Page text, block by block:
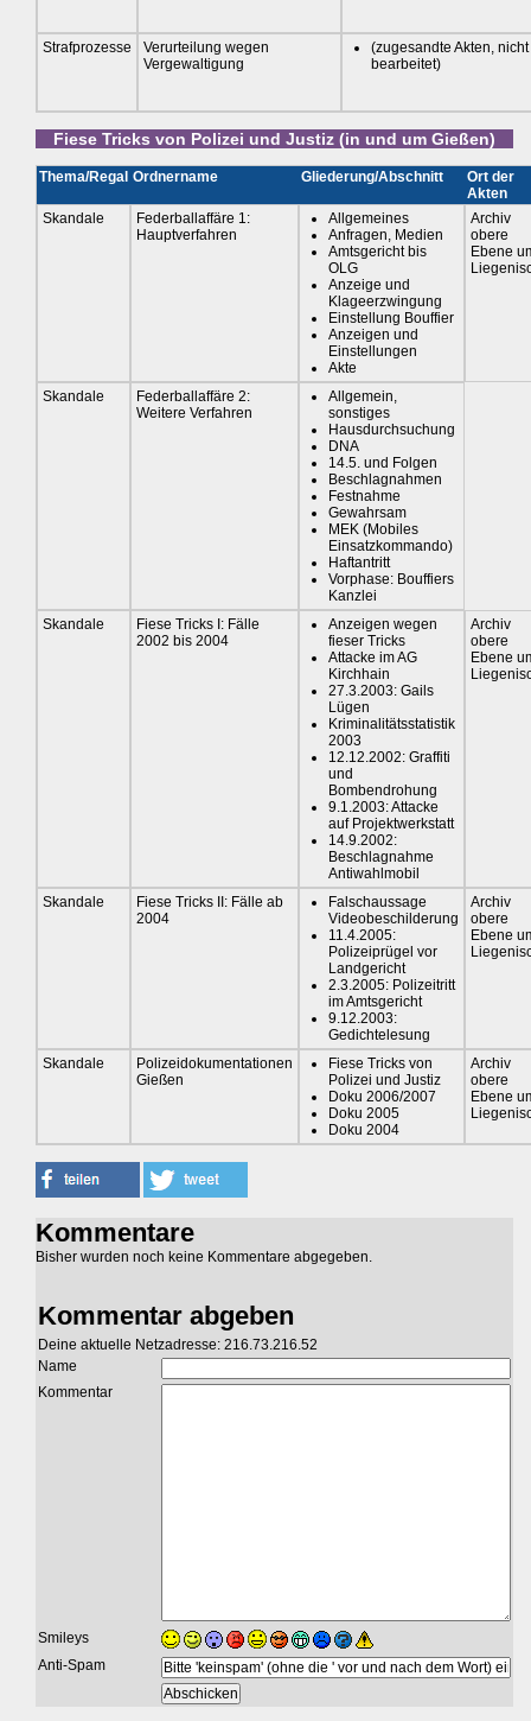
Strafprozesse
Verurteilung wegen
Vergewaltigung
(zugesandte Akten, nicht
bearbeitet)
Fiese Tricks von Polizei und Justiz (in und um Gießen)
Thema/Regal Ordnername Gliederung/Abschnitt
Ort der
Akten
Skandale
Federballaffäre 1:
Hauptverfahren
Allgemeines
Anfragen, Medien
Amtsgericht bis
OLG
Anzeige und
Klageerzwingung
Einstellung Bouffier
Anzeigen und
Einstellungen
Akte
Archiv
obere
Ebene
Skandale
Federballaffäre 2:
Weitere Verfahren
Allgemein,
sonstiges
Hausdurchsuchung
DNA
14.5. und Folgen
Beschlagnahmen
Festnahme
Gewahrsam
MEK (Mobiles
Einsatzkommando)
Haftantritt
Vorphase: Bouffiers
Kanzlei
Skandale
Fiese Tricks I: Fälle
2002 bis 2004
Anzeigen wegen
fieser Tricks
Attacke im AG
Kirchhain
27.3.2003: Gails
Lügen
Kriminalitätsstatistik
2003
12.12.2002: Graffiti
und
Bombendrohung
9.1.2003: Attacke
auf Projektwerkstatt
14.9.2002:
Beschlagnahme
Antiwahlmobil
Archiv
obere
Ebene
Skandale
Fiese Tricks II: Fälle ab
2004
Falschaussage
Videobeschilderung
11.4.2005:
Polizeiprügel vor
Landgericht
2.3.2005: Polizeitritt
im Amtsgericht
9.12.2003:
Gedichtelesung
Archiv
obere
Ebene
Skandale
Polizeidokumentationen
Gießen
Fiese Tricks von
Polizei und Justiz
Doku 2006/2007
Doku 2005
Doku 2004
Archiv
obere
Ebene
Kommentare
Bisher wurden noch keine Kommentare abgegeben.
Kommentar abgeben
Deine aktuelle Netzadresse: 216.73.216.52
Name
Kommentar
Smileys
Anti-Spam